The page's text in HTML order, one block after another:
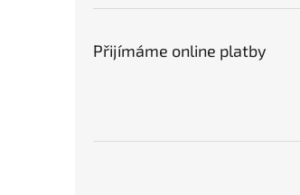
Přijímáme online platby